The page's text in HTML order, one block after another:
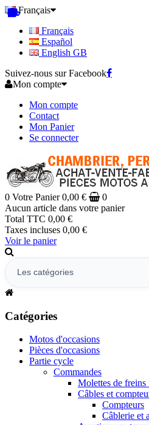
Français
Français
Español
English GB
Suivez-nous sur Facebook
Mon compte
Mon compte
Contact
Mon Panier
Se connecter
0 Votre Panier 0,00 €
0
Aucun article dans votre panier
Total TTC 0,00 €
Taxes incluses 0,00 €
Voir le panier
Catégories
Motos d'occasions
Pièces d'occasions
Partie cycle
Commandes
Molettes de
Câbles et
Compteurs
Câblerie et